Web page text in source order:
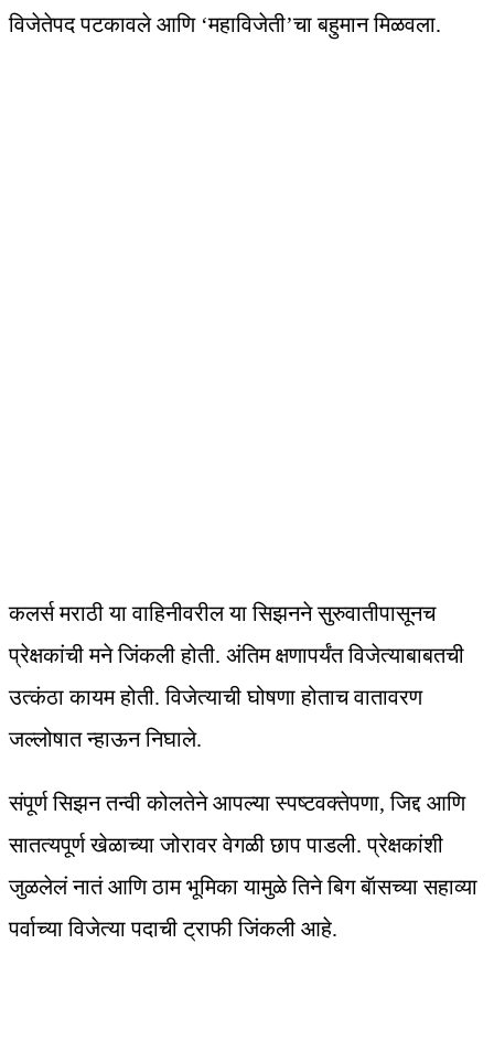
विजेतेपद पटकावले आणि ‘महाविजेती’चा बहुमान मिळवला.
कलर्स मराठी या वाहिनीवरील या सिझनने सुरुवातीपासूनच
प्रेक्षकांची मने जिंकली होती. अंतिम क्षणापर्यंत विजेत्याबाबतची
उत्कंठा कायम होती. विजेत्याची घोषणा होताच वातावरण
जल्लोषात न्हाऊन निघाले.
संपूर्ण सिझन तन्वी कोलतेने आपल्या स्पष्टवक्तेपणा, जिद्द आणि
सातत्यपूर्ण खेळाच्या जोरावर वेगळी छाप पाडली. प्रेक्षकांशी
जुळलेलं नातं आणि ठाम भूमिका यामुळे तिने बिग बॅासच्या सहाव्या
पर्वाच्या विजेत्या पदाची ट्राफी जिंकली आहे.